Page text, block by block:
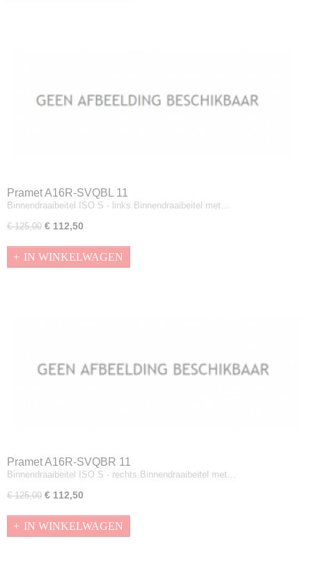
Pramet A16R-SVQBL 11
Binnendraaibeitel ISO S - links.Binnendraaibeitel met…
€ 125,00 € 112,50
IN WINKELWAGEN
Pramet A16R-SVQBR 11
Binnendraaibeitel ISO S - rechts.Binnendraaibeitel met…
€ 125,00 € 112,50
IN WINKELWAGEN